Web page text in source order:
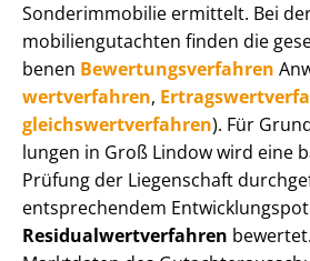
Sonderimmobilie ermittelt. Bei
mo­bi­li­en­gut­ach­ten finden die
be­nen Be­wer­tungs­ver­fah­ren
wert­ver­fah­ren,
gleichs­wert­ver­fah­ren). Für
lun­gen in Groß Lindow wird eine
Prüfung der Liegenschaft
entsprechendem
Re­si­du­al­wert­ver­fah­ren